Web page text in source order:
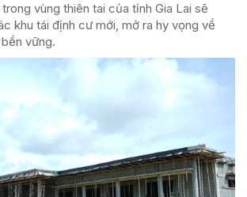
vùng thiên tai của tỉnh Gia Lai sẽ
khu tái định cư mới, mở ra hy vọng về
vững.